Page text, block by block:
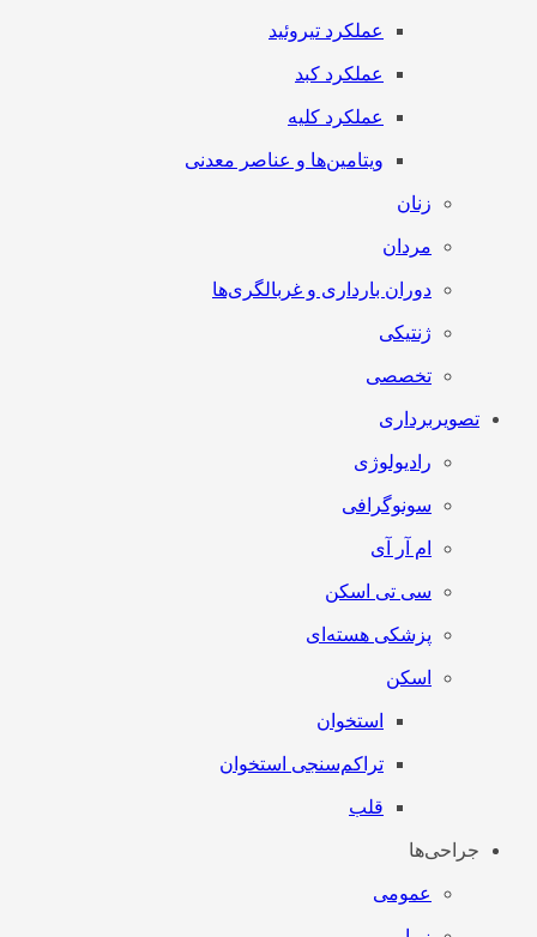
عملکرد تیروئید
عملکرد کبد
عملکرد کلیه
ویتامین‌ها و عناصر معدنی
زنان
مردان
دوران بارداری و غربالگری‌ها
ژنتیکی
تخصصی
تصویربرداری
رادیولوژی
سونوگرافی
ام آر آی
سی تی اسکن
پزشکی هسته‌ای
اسکن
استخوان
تراکم‌سنجی استخوان
قلب
جراحی‌ها
عمومی